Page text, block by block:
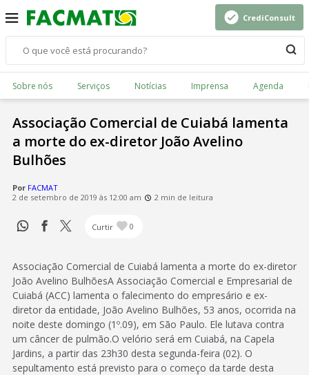
CrediConsult
Sobre nós Serviços Notícias Imprensa Agenda
Associação Comercial de Cuiabá lamenta
a morte do ex-diretor João Avelino
Bulhões
Por FACMAT
2 de setembro de 2019 às 12:00 am
2 min de leitura
Curtir 0
Associação Comercial de Cuiabá lamenta a morte do ex-diretor
João Avelino BulhõesA Associação Comercial e Empresarial de
Cuiabá (ACC) lamenta o falecimento do empresário e ex-
diretor da entidade, João Avelino Bulhões, 53 anos, ocorrida na
noite deste domingo (1º.09), em São Paulo. Ele lutava contra
um câncer de pulmão.O velório será em Cuiabá, na Capela
Jardins, a partir das 23h30 desta segunda-feira (02). O
sepultamento está previsto para o começo da tarde desta